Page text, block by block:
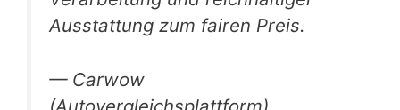
Ausstattung zum fairen Preis.
— Carwow